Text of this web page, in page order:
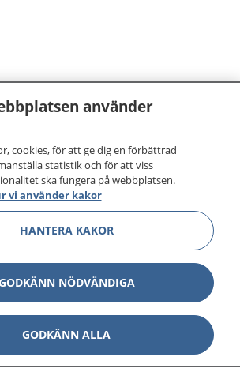
om din hälsa och vård
råd om hälsa och information om
mottagningar du kan kontakta.
din journal och göra dina
telefonnummer 1177 för
dygnet runt.
när du vill må bättre.
använder
cookies, för att ge dig en förbättrad
statistik och för att viss
ska fungera på webbplatsen.
vi använder kakor
HANTERA KAKOR
NÖDVÄNDIGA
GODKÄNN ALLA